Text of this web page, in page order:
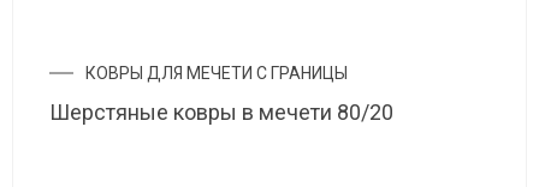
КОВРЫ ДЛЯ МЕЧЕТИ С ГРАНИЦЫ
Шерстяные ковры в мечети 80/20